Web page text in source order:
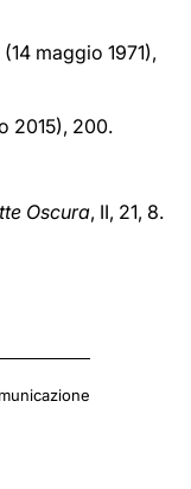
(14 maggio 1971),
2015), 200.
Oscura, II, 21, 8.